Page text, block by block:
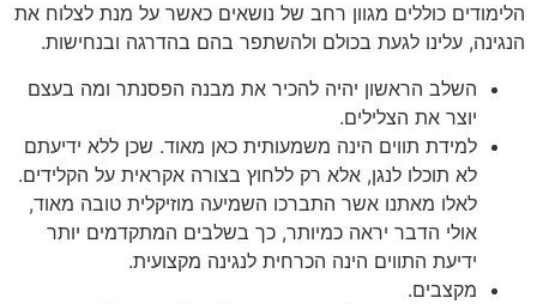
הלימודים כוללים מגוון רחב של נושאים כאשר על מנת לצלוח את
הנגינה, עלינו לגעת בכולם ולהשתפר בהם בהדרגה ובנחישות.
השלב הראשון יהיה להכיר את מבנה הפסנתר ומה בעצם
יוצר את הצלילים.
למידת תווים הינה משמעותית כאן מאוד. שכן ללא ידיעתם
לא תוכלו לנגן, אלא רק ללחוץ בצורה אקראית על הקלידים.
לאלו מאתנו אשר התברכו השמיעה מוזיקלית טובה מאוד,
אולי הדבר יראה כמיותר, כך בשלבים המתקדמים יותר
ידיעת התווים הינה הכרחית לנגינה מקצועית.
מקצבים.